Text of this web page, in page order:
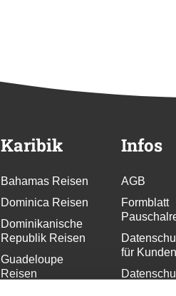
Karibik
Bahamas Reisen
Dominica Reisen
Dominikanische
Republik Reisen
Guadeloupe
Reisen
Infos
AGB
Formblatt
für Kunden